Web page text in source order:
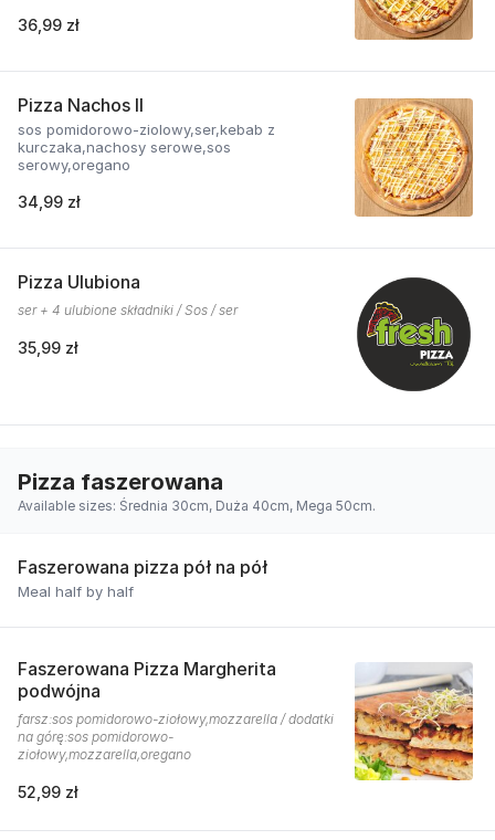
36,99 zł
Pizza Nachos II
sos pomidorowo-ziolowy,ser,kebab z
kurczaka,nachosy serowe,sos
serowy,oregano
34,99 zł
Pizza Ulubiona
ser + 4 ulubione składniki / Sos / ser
35,99 zł
Pizza faszerowana
Available sizes: Średnia 30cm, Duża 40cm, Mega 50cm.
Faszerowana pizza pół na pół
Meal half by half
Faszerowana Pizza Margherita
podwójna
farsz:sos pomidorowo-ziołowy,mozzarella / dodatki
na górę:sos pomidorowo-
ziołowy,mozzarella,oregano
52,99 zł